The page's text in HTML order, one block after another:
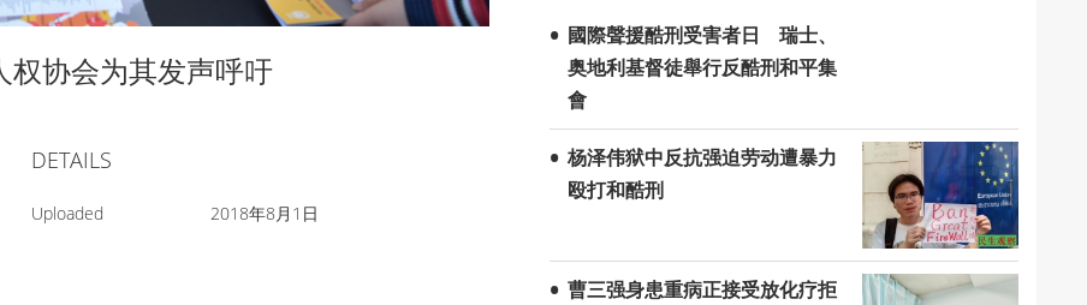
权协会为其发声呼吁
DETAILS
Uploaded 2018年8月1日
國際聲援酷刑受害者日 瑞士、
奥地利基督徒舉行反酷刑和平集
會
杨泽伟狱中反抗强迫劳动遭暴力
殴打和酷刑
曹三强身患重病正接受放化疗拒